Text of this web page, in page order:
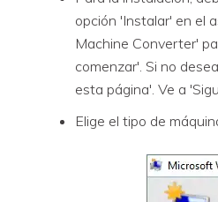
opción 'Instalar' en el
Machine Converter'
comenzar'. Si no
esta página'. Ve a
Elige el tipo de